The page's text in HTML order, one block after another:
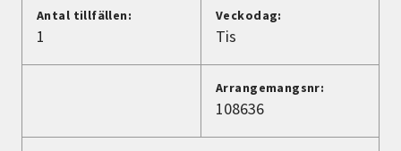
Lyssna
Antal tillfällen:
1
Veckodag:
Tis
Arrangemangsnr:
108636